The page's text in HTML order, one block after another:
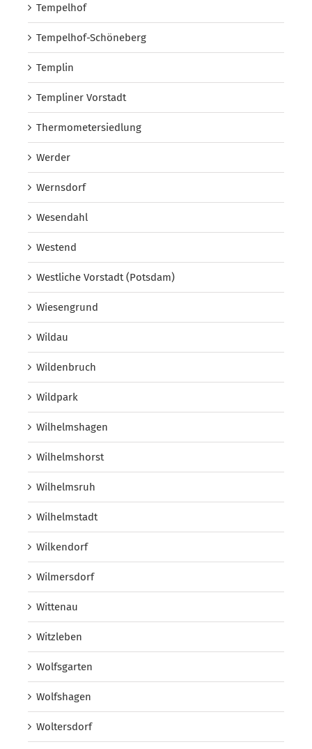
Tempelhof
Tempelhof-Schöneberg
Templin
Templiner Vorstadt
Thermometersiedlung
Werder
Wernsdorf
Wesendahl
Westend
Westliche Vorstadt (Potsdam)
Wiesengrund
Wildau
Wildenbruch
Wildpark
Wilhelmshagen
Wilhelmshorst
Wilhelmsruh
Wilhelmstadt
Wilkendorf
Wilmersdorf
Wittenau
Witzleben
Wolfsgarten
Wolfshagen
Woltersdorf